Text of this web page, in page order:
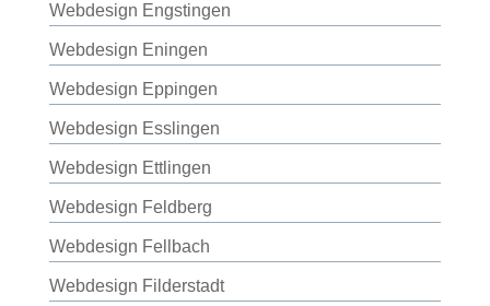
Webdesign Engstingen
Webdesign Eningen
Webdesign Eppingen
Webdesign Esslingen
Webdesign Ettlingen
Webdesign Feldberg
Webdesign Fellbach
Webdesign Filderstadt